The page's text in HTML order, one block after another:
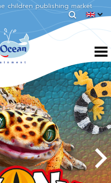
children publishing market